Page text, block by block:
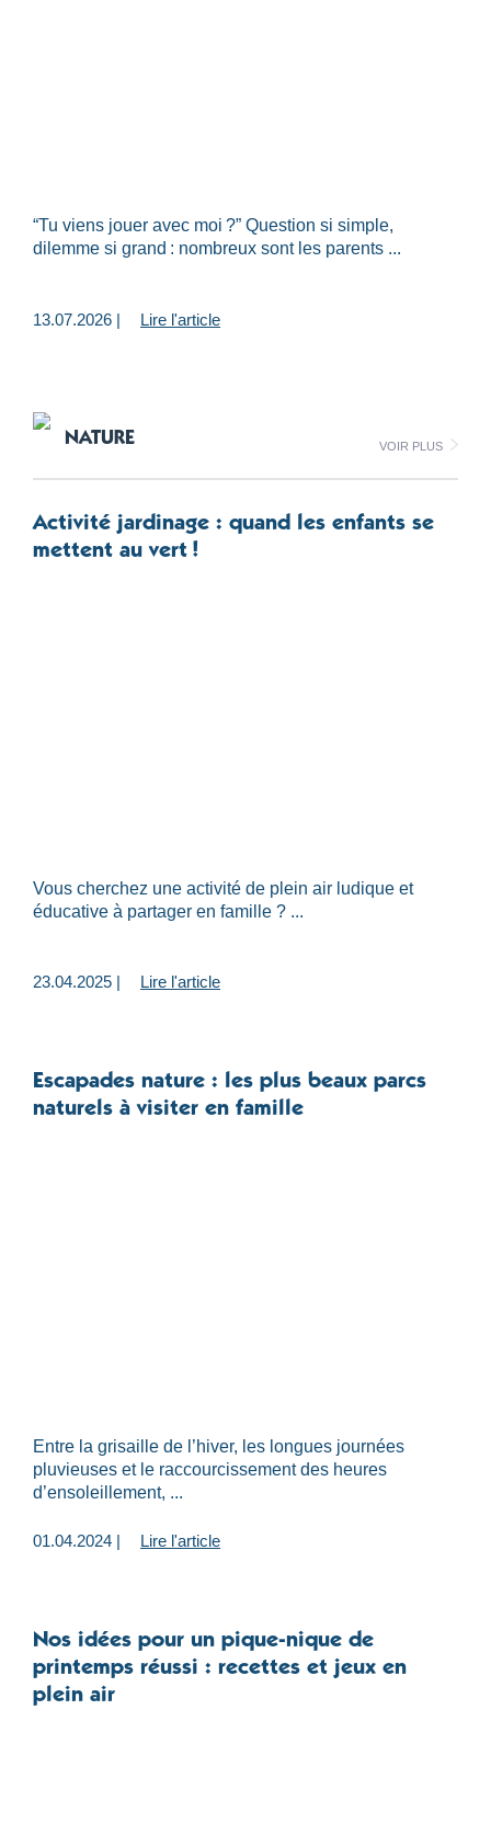
“Tu viens jouer avec moi ?” Question si simple,
dilemme si grand : nombreux sont les parents ...
13.07.2026 | Lire l'article
NATURE Voir plus
Activité jardinage : quand les enfants se
mettent au vert !
Vous cherchez une activité de plein air ludique et
éducative à partager en famille ? ...
23.04.2025 | Lire l'article
Escapades nature : les plus beaux parcs
naturels à visiter en famille
Entre la grisaille de l’hiver, les longues journées
pluvieuses et le raccourcissement des heures
d’ensoleillement, ...
01.04.2024 | Lire l'article
Nos idées pour un pique-nique de
printemps réussi : recettes et jeux en
plein air